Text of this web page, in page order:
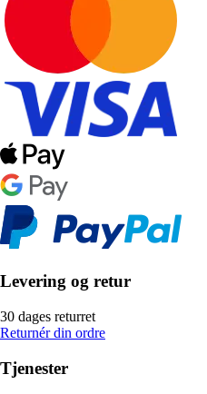
Levering og retur
30 dages returret
Returnér din ordre
Tjenester